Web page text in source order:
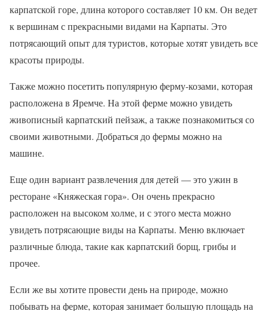
карпатской горе, длина которого составляет 10 км. Он ведет
к вершинам с прекрасными видами на Карпаты. Это
потрясающий опыт для туристов, которые хотят увидеть все
красоты природы.
Также можно посетить популярную ферму-козами, которая
расположена в Яремче. На этой ферме можно увидеть
живописный карпатский пейзаж, а также познакомиться со
своими животными. Добраться до фермы можно на
машине.
Еще один вариант развлечения для детей — это ужин в
ресторане «Княжеская гора». Он очень прекрасно
расположен на высоком холме, и с этого места можно
увидеть потрясающие виды на Карпаты. Меню включает
различные блюда, такие как карпатский борщ, грибы и
прочее.
Если же вы хотите провести день на природе, можно
побывать на ферме, которая занимает большую площадь на